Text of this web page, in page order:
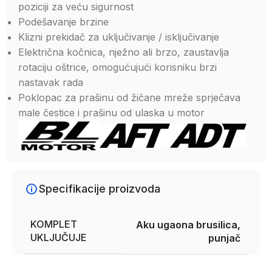
poziciji za veću sigurnost
Podešavanje brzine
Klizni prekidač za uključivanje / isključivanje
Električna kočnica, nježno ali brzo, zaustavlja
rotaciju oštrice, omogućujući korisniku brzi
nastavak rada
Poklopac za prašinu od žičane mreže sprječava
male čestice i prašinu od ulaska u motor
Specifikacije proizvoda
KOMPLET
UKLJUČUJE
Aku ugaona brusilica,
punjač